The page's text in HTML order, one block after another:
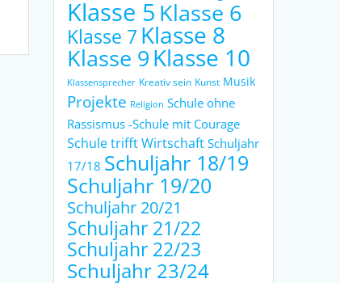
Klasse 5 Klasse 6
Klasse 7 Klasse 8
Klasse 9Klasse 10
Klassensprecher Kreativ sein Kunst Musik
Projekte Religion Schule ohne
Rassismus -Schule mit Courage
Schule trifft Wirtschaft Schuljahr
17/18 Schuljahr 18/19
Schuljahr 19/20
Schuljahr 20/21
Schuljahr 21/22
Schuljahr 22/23
Schuljahr 23/24